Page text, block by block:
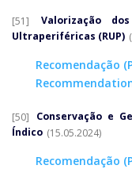
[51]
Valorização
Ultraperiféricas (RUP)
Recomendação
[50]
Conservação e
Índico (15.05.2024)
Recomendação